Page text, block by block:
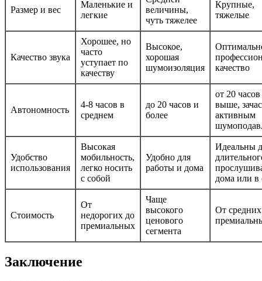
Размер и вес
Маленькие и
легкие
величины,
чуть тяжелее
Крупные,
тяжелые
Качество звука
Хорошее, но
часто
уступает по
качеству
Высокое,
хорошая
шумоизоляция
качество
Автономность
4-8 часов в
среднем
до 20 часов и
более
от 20
выше,
активным
Удобство
использования
Высокая
мобильность,
легко носить
с собой
Удобно для
работы и дома
Идеальны
дома или в
Стоимость
От
недорогих до
премиальных
Чаще
высокого
ценового
сегмента
От
Заключение